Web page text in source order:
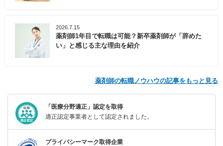
2026.7.15
薬剤師1年目で転職は可能？新卒薬剤師が「辞めた
い」と感じる主な理由を紹介
薬剤師の転職ノウハウの記事をもっと見る
「医療分野適正」認定を取得
適正認定事業者として認定されました。
プライバシーマーク取得企業